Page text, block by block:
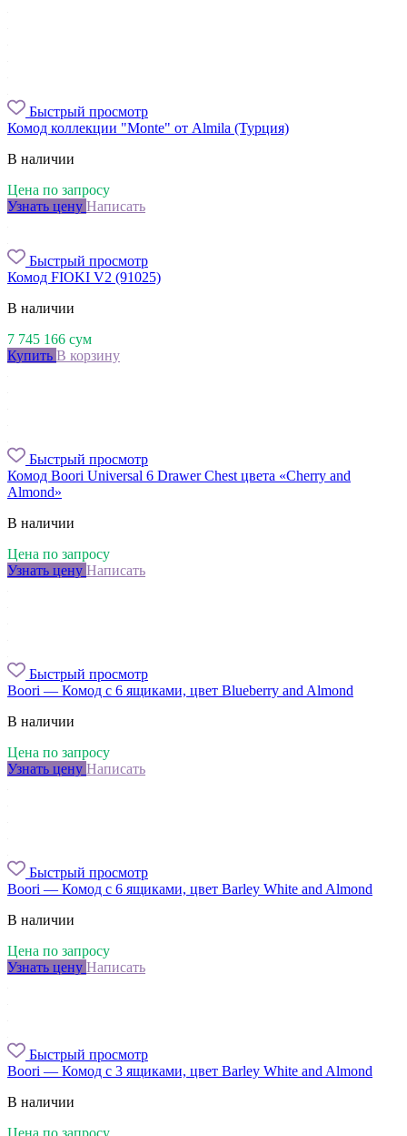
Быстрый просмотр
Комод коллекции "Monte" от Almila (Турция)
В наличии
Цена по запросу
Узнать цену Написать
Быстрый просмотр
Комод FIOKI V2 (91025)
В наличии
7 745 166 сум
Купить В корзину
Быстрый просмотр
Комод Boori Universal 6 Drawer Chest цвета «Cherry and
Almond»
В наличии
Цена по запросу
Узнать цену Написать
Быстрый просмотр
Boori — Комод с 6 ящиками, цвет Blueberry and Almond
В наличии
Цена по запросу
Узнать цену Написать
Быстрый просмотр
Boori — Комод с 6 ящиками, цвет Barley White and Almond
В наличии
Цена по запросу
Узнать цену Написать
Быстрый просмотр
Boori — Комод с 3 ящиками, цвет Barley White and Almond
В наличии
Цена по запросу